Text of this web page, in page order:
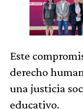
Este
derecho
una justicia
educativo.